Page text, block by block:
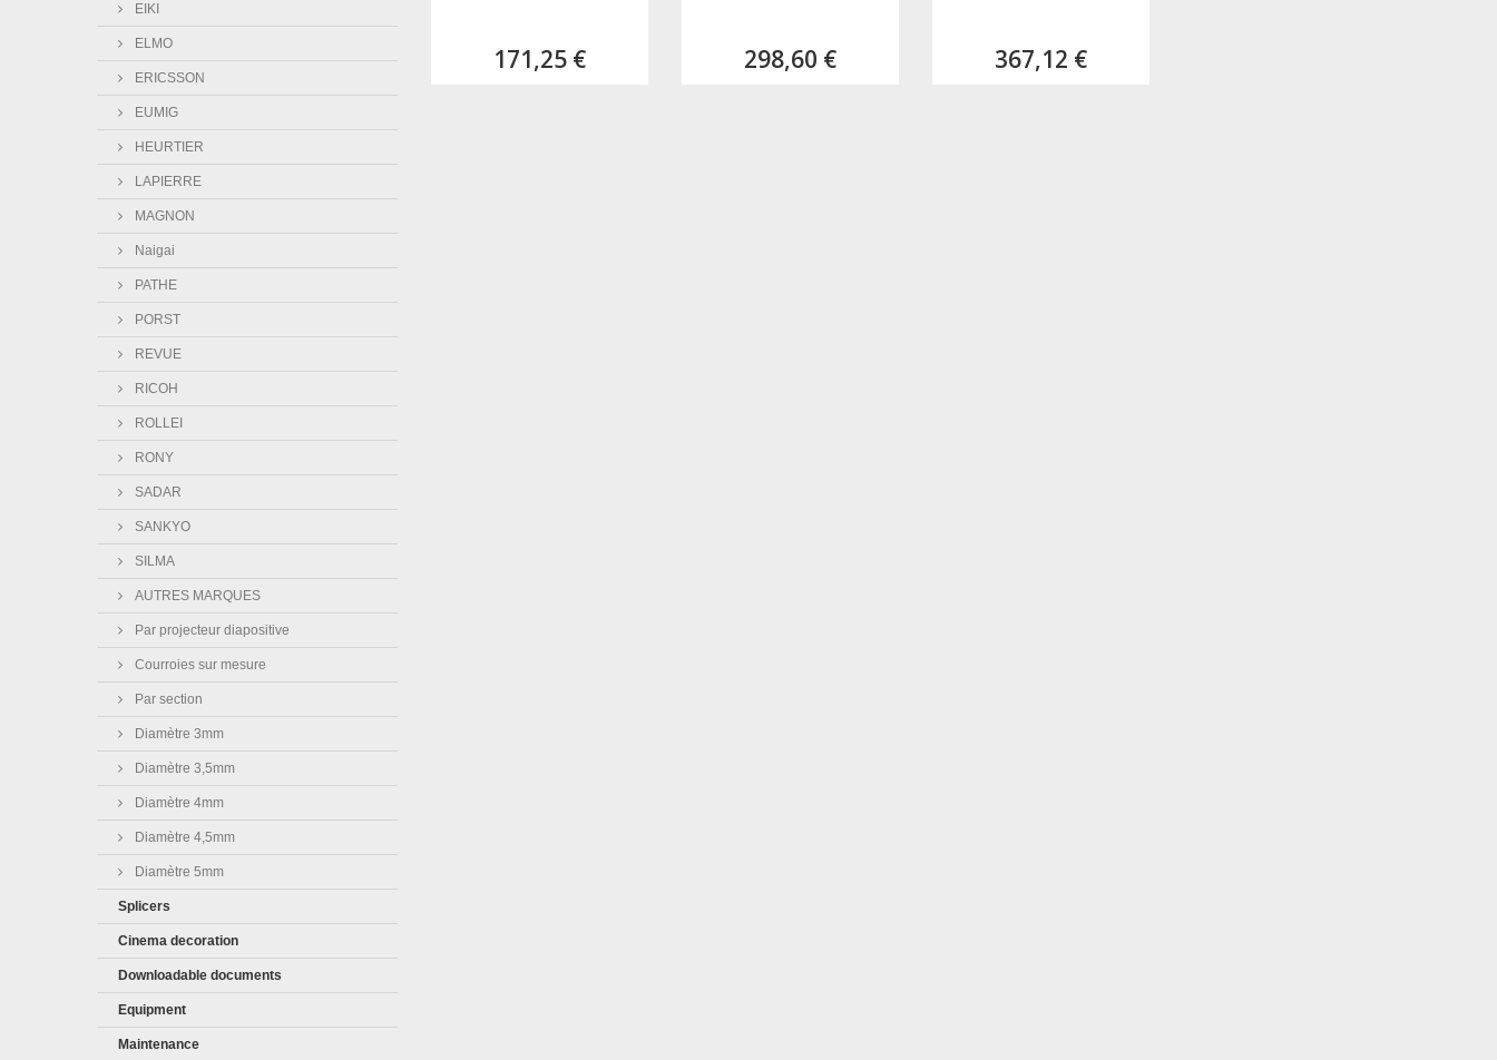
EIKI
ELMO
ERICSSON
EUMIG
HEURTIER
LAPIERRE
MAGNON
Naigai
PATHE
PORST
REVUE
RICOH
ROLLEI
RONY
SADAR
SANKYO
SILMA
AUTRES MARQUES
Par projecteur diapositive
Courroies sur mesure
Par section
Diamètre 3mm
Diamètre 3,5mm
Diamètre 4mm
Diamètre 4,5mm
Diamètre 5mm
Splicers
Cinema decoration
Downloadable documents
Equipment
Maintenance
171,25 € 298,60 € 367,12 €